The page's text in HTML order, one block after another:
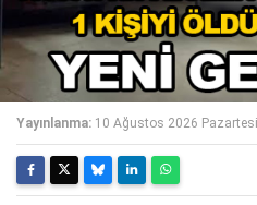
Yayınlanma: 10 Ağustos 2026